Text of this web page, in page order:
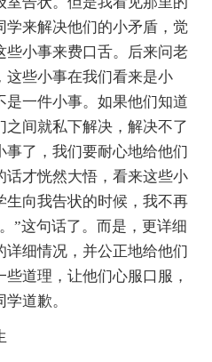
学来解决他们的小矛盾，觉
些小事来费口舌。后来问老
这些小事在我们看来是小
一件小事。如果他们知道
间就私下解决，解决不了
事了，我们要耐心地给他们
话才恍然大悟，看来这些小
生向我告状的时候，我不再
”这句话了。而是，更详细
细情况，并公正地给他们
道理，让他们心服口服，
道歉。